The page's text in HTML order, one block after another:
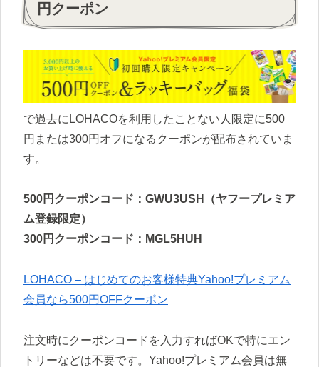
円クーポン
で過去にLOHACOを利用したことない人限定に500
円または300円オフになるクーポンが配布されていま
す。
500円クーポンコード：GWU3USH（ヤフープレミア
ム登録限定）
300円クーポンコード：MGL5HUH
LOHACO – はじめてのお客様特典Yahoo!プレミアム
会員なら500円OFFクーポン
注文時にクーポンコードを入力すればOKで特にエン
トリーなどは不要です。Yahoo!プレミアム会員は無